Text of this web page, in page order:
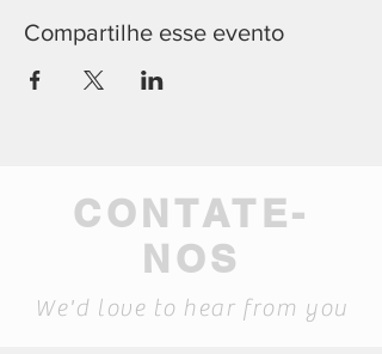
Compartilhe esse evento
CONTATE-
NOS
We'd love to hear from you